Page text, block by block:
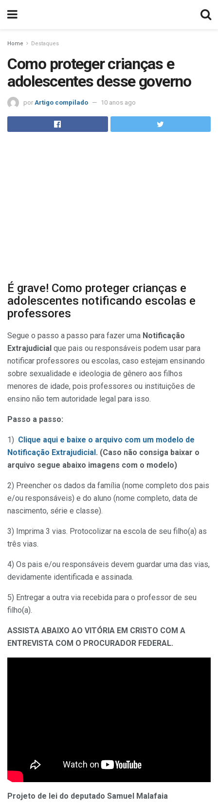
Home Destaques
Como proteger crianças e
adolescentes desse governo
por Artigo compilado 10 anos ago
É grave! Como proteger crianças e
adolescentes notificando escolas e
professores
Segue o passo a passo para fazer uma Notificação
Extrajudicial que pais ou responsáveis podem usar para
notificar professores ou escolas, caso estejam ensinando
sobre sexualidade e ideologia de gênero aos filhos
menores de idade, pois professores ou instituições de
ensino não tem autoridade legal para isso.
Passo a passo:
1) Clique aqui e baixe o arquivo com um modelo de
Notificação Extrajudicial . (Caso não consiga baixar o
arquivo segue abaixo imagens com o modelo)
2) Preencher os dados da família (nome completo dos pais
e/ou responsáveis) e do aluno (nome completo, data de
nascimento, série e classe).
3) Imprima 3 vias. Protocolizar na escola de seu filho(a) as
três vias.
4) Os pais e/ou responsáveis devem guardar uma das vias,
devidamente identificada e assinada.
5) Entregar a outra via recebida para o professor de seu
filho(a).
ASSISTA ABAIXO AO VITÓRIA EM CRISTO COM A
ENTREVISTA COM O PROCURADOR FEDERAL.
Projeto de lei do deputado Samuel Malafaia